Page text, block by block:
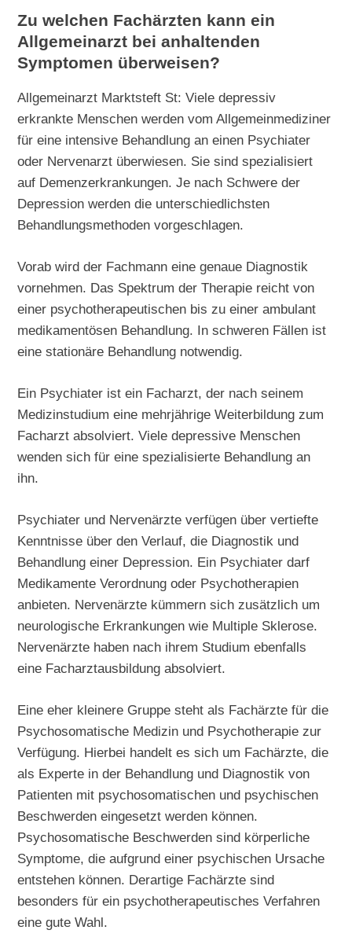
Zu welchen Fachärzten kann ein
Allgemeinarzt bei anhaltenden
Symptomen überweisen?
Allgemeinarzt Marktsteft St: Viele depressiv
erkrankte Menschen werden vom Allgemeinmediziner
für eine intensive Behandlung an einen Psychiater
oder Nervenarzt überwiesen. Sie sind spezialisiert
auf Demenzerkrankungen. Je nach Schwere der
Depression werden die unterschiedlichsten
Behandlungsmethoden vorgeschlagen.
Vorab wird der Fachmann eine genaue Diagnostik
vornehmen. Das Spektrum der Therapie reicht von
einer psychotherapeutischen bis zu einer ambulant
medikamentösen Behandlung. In schweren Fällen ist
eine stationäre Behandlung notwendig.
Ein Psychiater ist ein Facharzt, der nach seinem
Medizinstudium eine mehrjährige Weiterbildung zum
Facharzt absolviert. Viele depressive Menschen
wenden sich für eine spezialisierte Behandlung an
ihn.
Psychiater und Nervenärzte verfügen über vertiefte
Kenntnisse über den Verlauf, die Diagnostik und
Behandlung einer Depression. Ein Psychiater darf
Medikamente Verordnung oder Psychotherapien
anbieten. Nervenärzte kümmern sich zusätzlich um
neurologische Erkrankungen wie Multiple Sklerose.
Nervenärzte haben nach ihrem Studium ebenfalls
eine Facharztausbildung absolviert.
Eine eher kleinere Gruppe steht als Fachärzte für die
Psychosomatische Medizin und Psychotherapie zur
Verfügung. Hierbei handelt es sich um Fachärzte, die
als Experte in der Behandlung und Diagnostik von
Patienten mit psychosomatischen und psychischen
Beschwerden eingesetzt werden können.
Psychosomatische Beschwerden sind körperliche
Symptome, die aufgrund einer psychischen Ursache
entstehen können. Derartige Fachärzte sind
besonders für ein psychotherapeutisches Verfahren
eine gute Wahl.